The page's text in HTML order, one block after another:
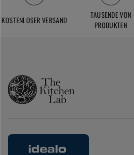
KOSTENLOSER VERSAND
TAUSENDE VON
PRODUKTEN